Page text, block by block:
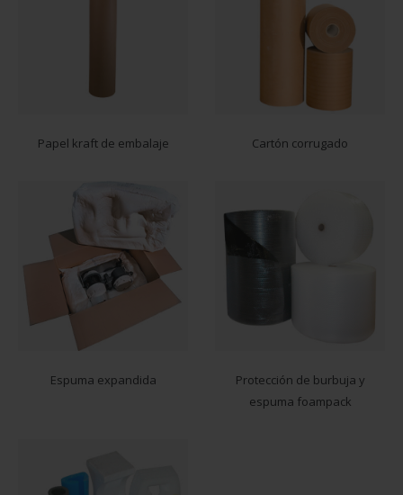
Papel kraft de embalaje Cartón corrugado
Espuma expandida
Protección de burbuja y
espuma foampack